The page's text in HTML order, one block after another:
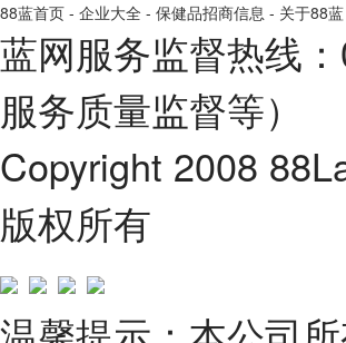
88蓝首页 - 企业大全 - 保健品招商信息 - 关于88蓝
蓝网服务监督热线
服务质量监督等）
Copyright 2008
版权所有